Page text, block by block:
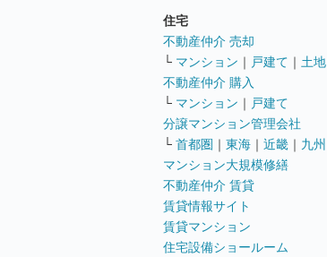
住宅
不動産仲介 売却
└ マンション ｜ 戸建て ｜ 土地
不動産仲介 購入
└ マンション ｜ 戸建て
分譲マンション管理会社
└ 首都圏 ｜ 東海 ｜ 近畿 ｜ 九州
マンション大規模修繕
不動産仲介 賃貸
賃貸情報サイト
賃貸マンション
住宅設備ショールーム